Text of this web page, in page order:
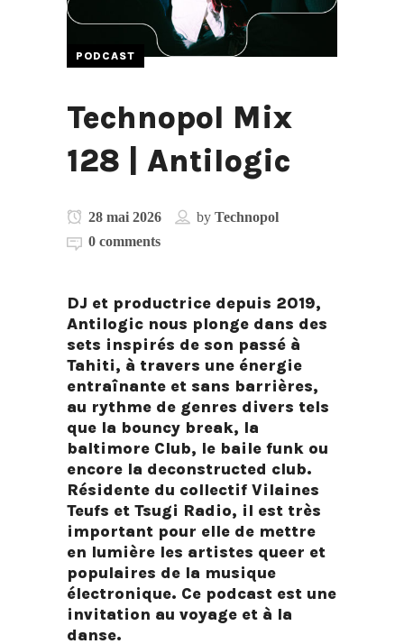
PODCAST
Technopol Mix
128 | Antilogic
28 mai 2026 by Technopol
0 comments
DJ et productrice depuis 2019,
Antilogic nous plonge dans des
sets inspirés de son passé à
Tahiti, à travers une énergie
entraînante et sans barrières,
au rythme de genres divers tels
que la bouncy break, la
baltimore Club, le baile funk ou
encore la deconstructed club.
Résidente du collectif Vilaines
Teufs et Tsugi Radio, il est très
important pour elle de mettre
en lumière les artistes queer et
populaires de la musique
électronique. Ce podcast est une
invitation au voyage et à la
danse.